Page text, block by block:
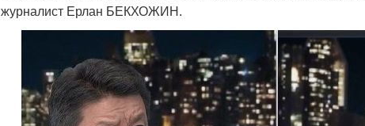
журналист Ерлан БЕКХОЖИН.